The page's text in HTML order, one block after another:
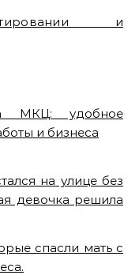
и
МКЦ: удобное
и бизнеса
на улице без
девочка решила
спасли мать с